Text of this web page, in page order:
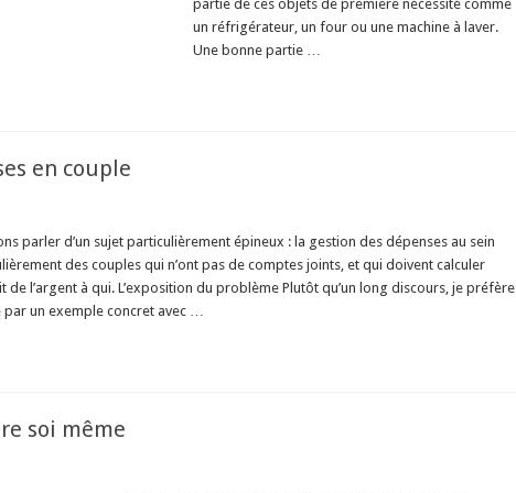
partie de ces objets de première nécessité comme
un réfrigérateur, un four ou une machine à laver.
Une bonne partie …
en couple
parler d’un sujet particulièrement épineux : la gestion des dépenses au sein
des couples qui n’ont pas de comptes joints, et qui doivent calculer
l’argent à qui. L’exposition du problème Plutôt qu’un long discours, je préfère
un exemple concret avec …
soi même